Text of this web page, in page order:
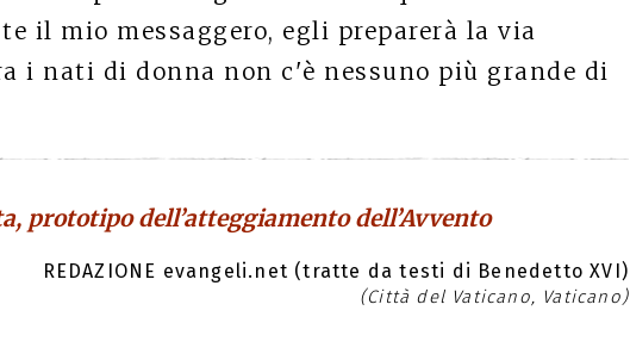
il mio messaggero, egli preparerà la via
i nati di donna non c'è nessuno più grande di
prototipo dell’atteggiamento dell’Avvento
REDAZIONE evangeli.net (tratte da testi di Benedetto XVI)
(Città del Vaticano, Vaticano)